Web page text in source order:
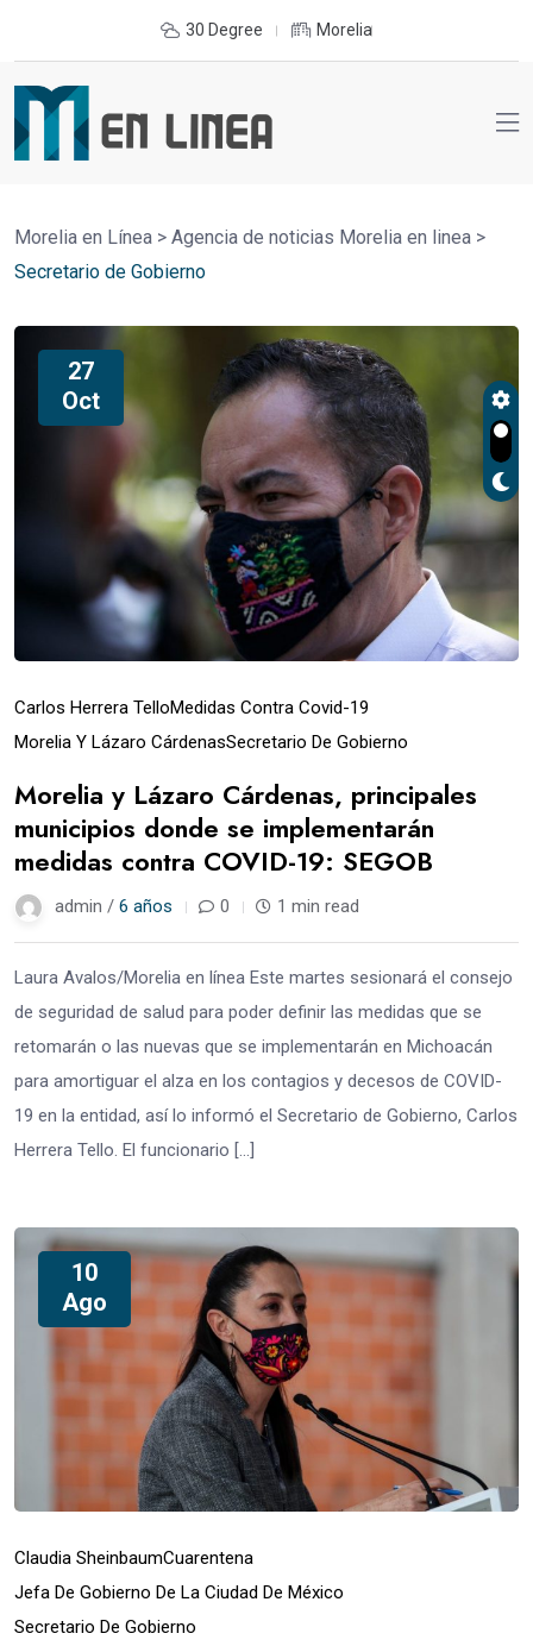
30 Degree Morelia
Morelia en Línea > Agencia de noticias Morelia en linea >
Secretario de Gobierno
27
Oct
Carlos Herrera TelloMedidas Contra Covid-19
Morelia Y Lázaro CárdenasSecretario De Gobierno
Morelia y Lázaro Cárdenas, principales
municipios donde se implementarán
medidas contra COVID-19: SEGOB
admin / 6 años 0 1 min read
Laura Avalos/Morelia en línea Este martes sesionará el consejo
de seguridad de salud para poder definir las medidas que se
retomarán o las nuevas que se implementarán en Michoacán
para amortiguar el alza en los contagios y decesos de COVID-
19 en la entidad, así lo informó el Secretario de Gobierno, Carlos
Herrera Tello. El funcionario […]
10
Ago
Claudia SheinbaumCuarentena
Jefa De Gobierno De La Ciudad De México
Secretario De Gobierno